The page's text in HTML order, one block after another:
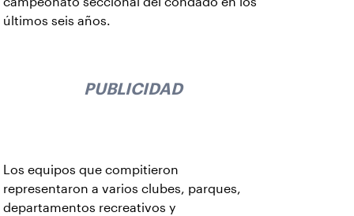
últimos seis años.
PUBLICIDAD
Los equipos que compitieron
representaron a varios clubes, parques,
departamentos recreativos y